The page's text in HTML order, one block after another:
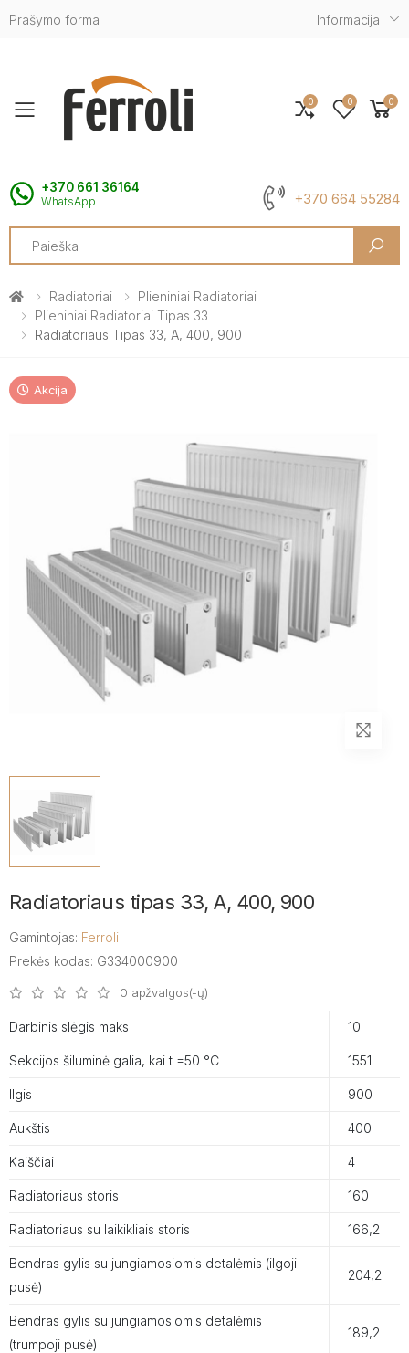
Prašymo forma Informacija
Toggle mobile menu
+370 661 36164
WhatsApp +370 664 55284
Search
0 0 0
Radiatoriai
Plieniniai Radiatoriai
Plieniniai Radiatoriai Tipas 33
Radiatoriaus Tipas 33, A, 400, 900
Akcija
Radiatoriaus tipas 33, A, 400, 900
Gamintojas: Ferroli
Prekės kodas: G334000900
0 apžvalgos(-ų)
Darbinis slėgis maks 10
Sekcijos šiluminė galia, kai t =50 °C 1551
Ilgis 900
Aukštis 400
Kaiščiai 4
Radiatoriaus storis 160
Radiatoriaus su laikikliais storis 166,2
Bendras gylis su jungiamosiomis detalėmis (ilgoji
pusė)
204,2
Bendras gylis su jungiamosiomis detalėmis
(trumpoji pusė)
189,2